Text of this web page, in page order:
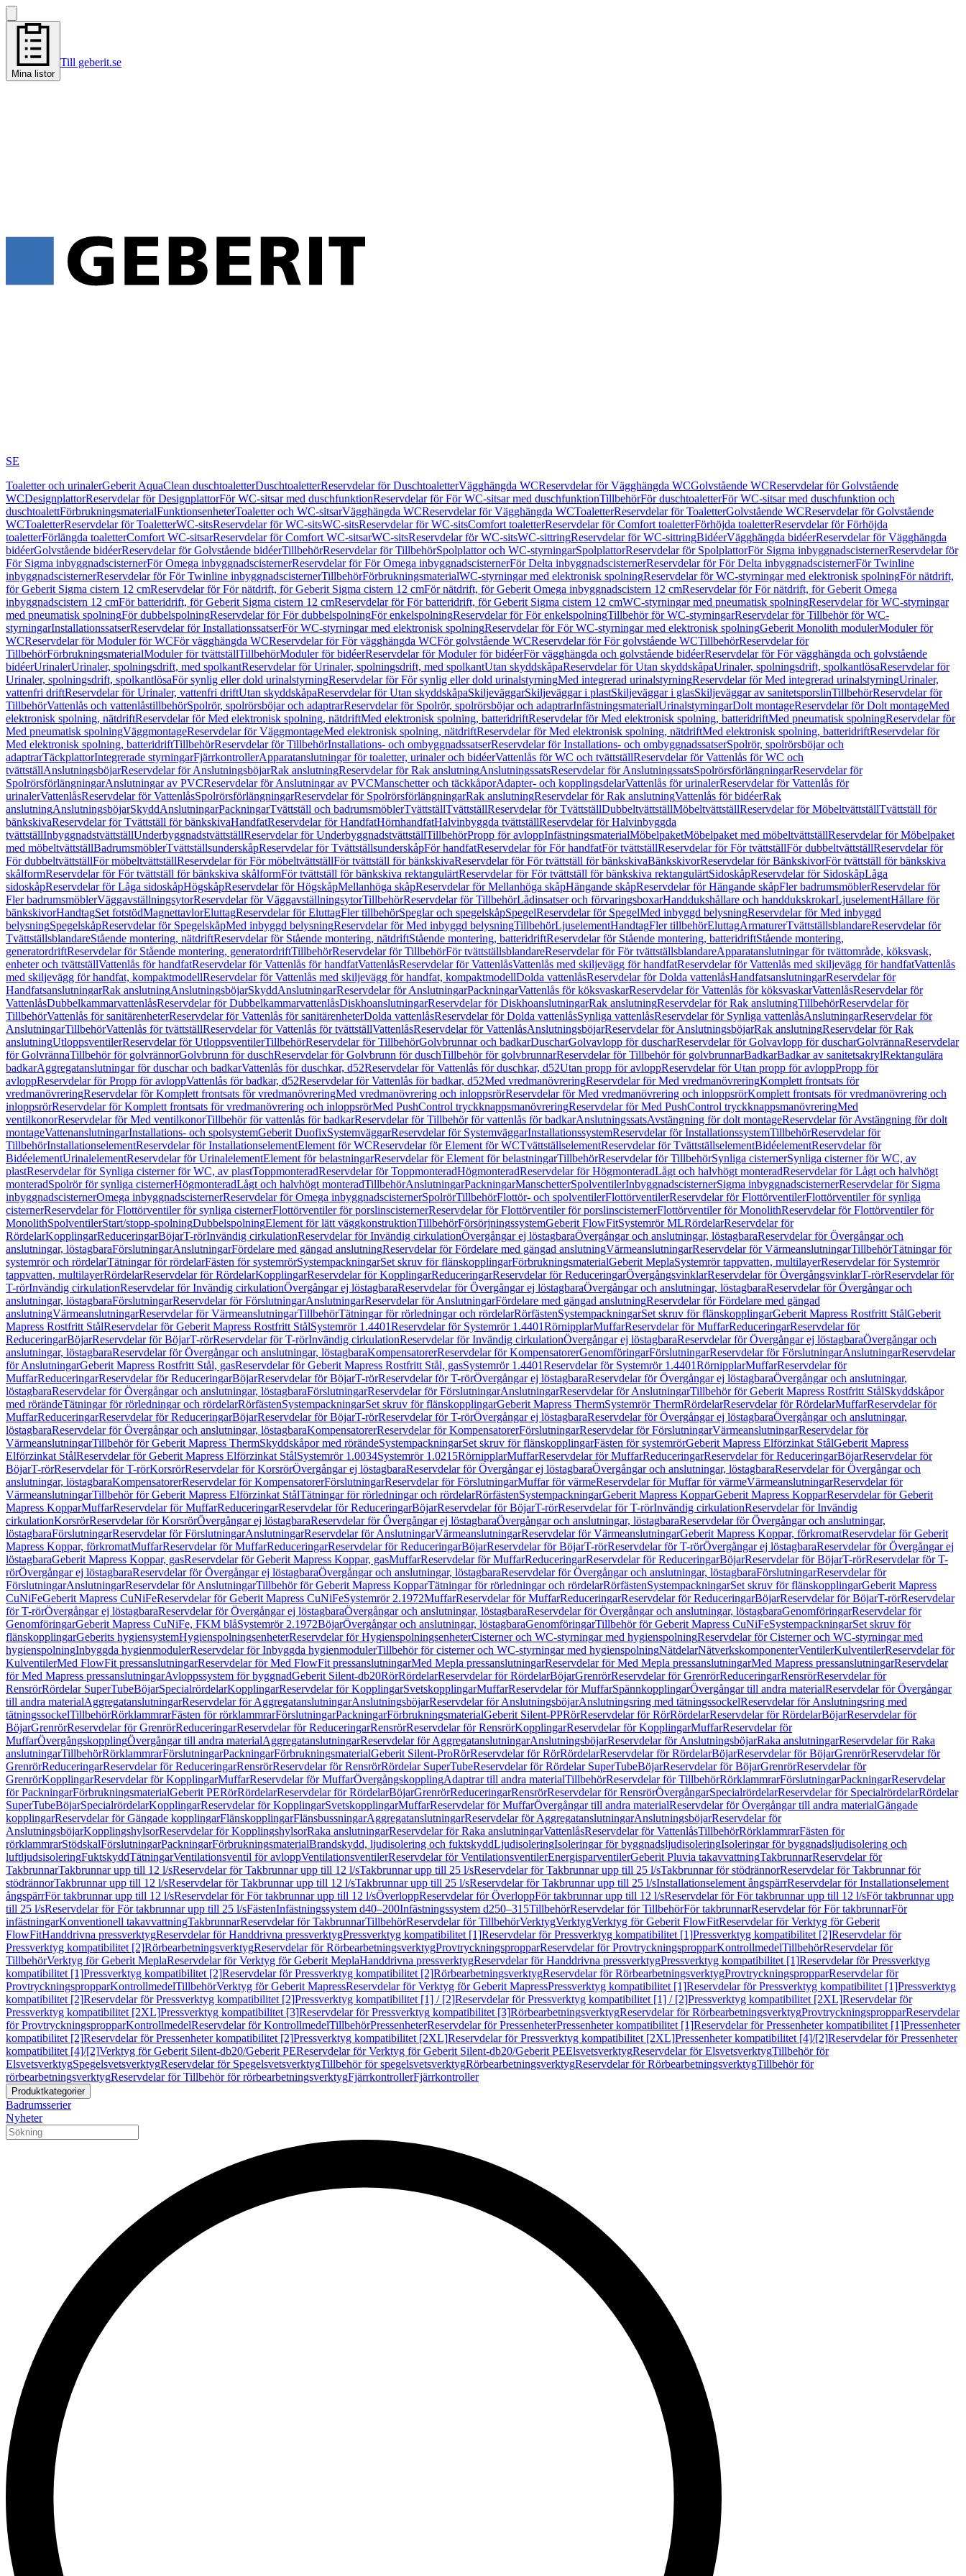
Mina listor
Till geberit.se
SE
Toaletter och urinalerGeberit AquaClean duschtoaletterDuschtoaletterReservdelar för DuschtoaletterVägghängda WCReservdelar för Vägghängda WCGolvstående WCReservdelar för Golvstående
WCDesignplattorReservdelar för DesignplattorFör WC-sitsar med duschfunktionReservdelar för För WC-sitsar med duschfunktionTillbehörFör duschtoaletterFör WC-sitsar med duschfunktion och
duschtoalettFörbrukningsmaterialFunktionsenheterToaletter och WC-sitsarVägghängda WCReservdelar för Vägghängda WCToaletterReservdelar för ToaletterGolvstående WCReservdelar för Golvstående
WCToaletterReservdelar för ToaletterWC-sitsReservdelar för WC-sitsWC-sitsReservdelar för WC-sitsComfort toaletterReservdelar för Comfort toaletterFörhöjda toaletterReservdelar för Förhöjda
toaletterFörlängda toaletterComfort WC-sitsarReservdelar för Comfort WC-sitsarWC-sitsReservdelar för WC-sitsWC-sittringReservdelar för WC-sittringBidéerVägghängda bidéerReservdelar för Vägghängda
bidéerGolvstående bidéerReservdelar för Golvstående bidéerTillbehörReservdelar för TillbehörSpolplattor och WC-styrningarSpolplattorReservdelar för SpolplattorFör Sigma inbyggnadscisternerReservdelar för
För Sigma inbyggnadscisternerFör Omega inbyggnadscisternerReservdelar för För Omega inbyggnadscisternerFör Delta inbyggnadscisternerReservdelar för För Delta inbyggnadscisternerFör Twinline
inbyggnadscisternerReservdelar för För Twinline inbyggnadscisternerTillbehörFörbrukningsmaterialWC-styrningar med elektronisk spolningReservdelar för WC-styrningar med elektronisk spolningFör nätdrift,
för Geberit Sigma cistern 12 cmReservdelar för För nätdrift, för Geberit Sigma cistern 12 cmFör nätdrift, för Geberit Omega inbyggnadscistern 12 cmReservdelar för För nätdrift, för Geberit Omega
inbyggnadscistern 12 cmFör batteridrift, för Geberit Sigma cistern 12 cmReservdelar för För batteridrift, för Geberit Sigma cistern 12 cmWC-styrningar med pneumatisk spolningReservdelar för WC-styrningar
med pneumatisk spolningFör dubbelspolningReservdelar för För dubbelspolningFör enkelspolningReservdelar för För enkelspolningTillbehör för WC-styrningarReservdelar för Tillbehör för WC-
styrningarInstallationssatserReservdelar för InstallationssatserFör WC-styrningar med elektronisk spolningReservdelar för För WC-styrningar med elektronisk spolningGeberit Monolith modulerModuler för
WCReservdelar för Moduler för WCFör vägghängda WCReservdelar för För vägghängda WCFör golvstående WCReservdelar för För golvstående WCTillbehörReservdelar för
TillbehörFörbrukningsmaterialModuler för tvättställTillbehörModuler för bidéerReservdelar för Moduler för bidéerFör vägghängda och golvstående bidéerReservdelar för För vägghängda och golvstående
bidéerUrinalerUrinaler, spolningsdrift, med spolkantReservdelar för Urinaler, spolningsdrift, med spolkantUtan skyddskåpaReservdelar för Utan skyddskåpaUrinaler, spolningsdrift, spolkantlösaReservdelar för
Urinaler, spolningsdrift, spolkantlösaFör synlig eller dold urinalstyrningReservdelar för För synlig eller dold urinalstyrningMed integrerad urinalstyrningReservdelar för Med integrerad urinalstyrningUrinaler,
vattenfri driftReservdelar för Urinaler, vattenfri driftUtan skyddskåpaReservdelar för Utan skyddskåpaSkiljeväggarSkiljeväggar i plastSkiljeväggar i glasSkiljeväggar av sanitetsporslinTillbehörReservdelar för
TillbehörVattenlås och vattenlåstillbehörSpolrör, spolrörsböjar och adaptrarReservdelar för Spolrör, spolrörsböjar och adaptrarInfästningsmaterialUrinalstyrningarDolt montageReservdelar för Dolt montageMed
elektronisk spolning, nätdriftReservdelar för Med elektronisk spolning, nätdriftMed elektronisk spolning, batteridriftReservdelar för Med elektronisk spolning, batteridriftMed pneumatisk spolningReservdelar för
Med pneumatisk spolningVäggmontageReservdelar för VäggmontageMed elektronisk spolning, nätdriftReservdelar för Med elektronisk spolning, nätdriftMed elektronisk spolning, batteridriftReservdelar för
Med elektronisk spolning, batteridriftTillbehörReservdelar för TillbehörInstallations- och ombyggnadssatserReservdelar för Installations- och ombyggnadssatserSpolrör, spolrörsböjar och
adaptrarTäckplattorIntegrerade styrningarFjärrkontrollerApparatanslutningar för toaletter, urinaler och bidéerVattenlås för WC och tvättställReservdelar för Vattenlås för WC och
tvättställAnslutningsböjarReservdelar för AnslutningsböjarRak anslutningReservdelar för Rak anslutningAnslutningssatsReservdelar för AnslutningssatsSpolrörsförlängningarReservdelar för
SpolrörsförlängningarAnslutningar av PVCReservdelar för Anslutningar av PVCManschetter och täckkåporAdapter- och kopplingsdelarVattenlås för urinalerReservdelar för Vattenlås för
urinalerVattenlåsReservdelar för VattenlåsSpolrörsförlängningarReservdelar för SpolrörsförlängningarRak anslutningReservdelar för Rak anslutningVattenlås för bidéerRak
anslutningAnslutningsböjarSkyddAnslutningarPackningarTvättställ och badrumsmöblerTvättställTvättställReservdelar för TvättställDubbeltvättställMöbeltvättställReservdelar för MöbeltvättställTvättställ för
bänkskivaReservdelar för Tvättställ för bänkskivaHandfatReservdelar för HandfatHörnhandfatHalvinbyggda tvättställReservdelar för Halvinbyggda
tvättställInbyggnadstvättställUnderbyggnadstvättställReservdelar för UnderbyggnadstvättställTillbehörPropp för avloppInfästningsmaterialMöbelpaketMöbelpaket med möbeltvättställReservdelar för Möbelpaket
med möbeltvättställBadrumsmöblerTvättställsunderskåpReservdelar för TvättställsunderskåpFör handfatReservdelar för För handfatFör tvättställReservdelar för För tvättställFör dubbeltvättställReservdelar för
För dubbeltvättställFör möbeltvättställReservdelar för För möbeltvättställFör tvättställ för bänkskivaReservdelar för För tvättställ för bänkskivaBänkskivorReservdelar för BänkskivorFör tvättställ för bänkskiva
skålformReservdelar för För tvättställ för bänkskiva skålformFör tvättställ för bänkskiva rektangulärtReservdelar för För tvättställ för bänkskiva rektangulärtSidoskåpReservdelar för SidoskåpLåga
sidoskåpReservdelar för Låga sidoskåpHögskåpReservdelar för HögskåpMellanhöga skåpReservdelar för Mellanhöga skåpHängande skåpReservdelar för Hängande skåpFler badrumsmöblerReservdelar för
Fler badrumsmöblerVäggavställningsytorReservdelar för VäggavställningsytorTillbehörReservdelar för TillbehörLådinsatser och förvaringsboxarHanddukshållare och handdukskrokarLjuselementHållare för
bänkskivorHandtagSet fotstödMagnettavlorEluttagReservdelar för EluttagFler tillbehörSpeglar och spegelskåpSpegelReservdelar för SpegelMed inbyggd belysningReservdelar för Med inbyggd
belysningSpegelskåpReservdelar för SpegelskåpMed inbyggd belysningReservdelar för Med inbyggd belysningTillbehörLjuselementHandtagFler tillbehörEluttagArmaturerTvättställsblandareReservdelar för
TvättställsblandareStående montering, nätdriftReservdelar för Stående montering, nätdriftStående montering, batteridriftReservdelar för Stående montering, batteridriftStående montering,
generatordriftReservdelar för Stående montering, generatordriftTillbehörReservdelar för TillbehörFör tvättställsblandareReservdelar för För tvättställsblandareApparatanslutningar för tvättområde, köksvask,
enheter och tvättställVattenlås för handfatReservdelar för Vattenlås för handfatVattenlåsReservdelar för VattenlåsVattenlås med skiljevägg för handfatReservdelar för Vattenlås med skiljevägg för handfatVattenlås
med skiljevägg för handfat, kompaktmodellReservdelar för Vattenlås med skiljevägg för handfat, kompaktmodellDolda vattenlåsReservdelar för Dolda vattenlåsHandfatsanslutningarReservdelar för
HandfatsanslutningarRak anslutningAnslutningsböjarSkyddAnslutningarReservdelar för AnslutningarPackningarVattenlås för köksvaskarReservdelar för Vattenlås för köksvaskarVattenlåsReservdelar för
VattenlåsDubbelkammarvattenlåsReservdelar för DubbelkammarvattenlåsDiskhoanslutningarReservdelar för DiskhoanslutningarRak anslutningReservdelar för Rak anslutningTillbehörReservdelar för
TillbehörVattenlås för sanitärenheterReservdelar för Vattenlås för sanitärenheterDolda vattenlåsReservdelar för Dolda vattenlåsSynliga vattenlåsReservdelar för Synliga vattenlåsAnslutningarReservdelar för
AnslutningarTillbehörVattenlås för tvättställReservdelar för Vattenlås för tvättställVattenlåsReservdelar för VattenlåsAnslutningsböjarReservdelar för AnslutningsböjarRak anslutningReservdelar för Rak
anslutningUtloppsventilerReservdelar för UtloppsventilerTillbehörReservdelar för TillbehörGolvbrunnar och badkarDuscharGolvavlopp för duscharReservdelar för Golvavlopp för duscharGolvrännaReservdelar
för GolvrännaTillbehör för golvrännorGolvbrunn för duschReservdelar för Golvbrunn för duschTillbehör för golvbrunnarReservdelar för Tillbehör för golvbrunnarBadkarBadkar av sanitetsakrylRektangulära
badkarAggregatanslutningar för duschar och badkarVattenlås för duschkar, d52Reservdelar för Vattenlås för duschkar, d52Utan propp för avloppReservdelar för Utan propp för avloppPropp för
avloppReservdelar för Propp för avloppVattenlås för badkar, d52Reservdelar för Vattenlås för badkar, d52Med vredmanövreringReservdelar för Med vredmanövreringKomplett frontsats för
vredmanövreringReservdelar för Komplett frontsats för vredmanövreringMed vredmanövrering och inloppsrörReservdelar för Med vredmanövrering och inloppsrörKomplett frontsats för vredmanövrering och
inloppsrörReservdelar för Komplett frontsats för vredmanövrering och inloppsrörMed PushControl tryckknappsmanövreringReservdelar för Med PushControl tryckknappsmanövreringMed
ventilkonorReservdelar för Med ventilkonorTillbehör för vattenlås för badkarReservdelar för Tillbehör för vattenlås för badkarAnslutningssatsAvstängning för dolt montageReservdelar för Avstängning för dolt
montageVattenanslutningarInstallations- och spolsystemGeberit DuofixSystemväggarReservdelar för SystemväggarInstallationssystemReservdelar för InstallationssystemTillbehörReservdelar för
TillbehörInstallationselementReservdelar för InstallationselementElement för WCReservdelar för Element för WCTvättställselementReservdelar för TvättställselementBidéelementReservdelar för
BidéelementUrinalelementReservdelar för UrinalelementElement för belastningarReservdelar för Element för belastningarTillbehörReservdelar för TillbehörSynliga cisternerSynliga cisterner för WC, av
plastReservdelar för Synliga cisterner för WC, av plastToppmonteradReservdelar för ToppmonteradHögmonteradReservdelar för HögmonteradLågt och halvhögt monteradReservdelar för Lågt och halvhögt
monteradSpolrör för synliga cisternerHögmonteradLågt och halvhögt monteradTillbehörAnslutningarPackningarManschetterSpolventilerInbyggnadscisternerSigma inbyggnadscisternerReservdelar för Sigma
inbyggnadscisternerOmega inbyggnadscisternerReservdelar för Omega inbyggnadscisternerSpolrörTillbehörFlottör- och spolventilerFlottörventilerReservdelar för FlottörventilerFlottörventiler för synliga
cisternerReservdelar för Flottörventiler för synliga cisternerFlottörventiler för porslinscisternerReservdelar för Flottörventiler för porslinscisternerFlottörventiler för MonolithReservdelar för Flottörventiler för
MonolithSpolventilerStart/stopp-spolningDubbelspolningElement för lätt väggkonstruktionTillbehörFörsörjningssystemGeberit FlowFitSystemrör MLRördelarReservdelar för
RördelarKopplingarReduceringarBöjarT-rörInvändig cirkulationReservdelar för Invändig cirkulationÖvergångar ej löstagbaraÖvergångar och anslutningar, löstagbaraReservdelar för Övergångar och
anslutningar, löstagbaraFörslutningarAnslutningarFördelare med gängad anslutningReservdelar för Fördelare med gängad anslutningVärmeanslutningarReservdelar för VärmeanslutningarTillbehörTätningar för
systemrör och rördelarTätningar för rördelarFästen för systemrörSystempackningarSet skruv för flänskopplingarFörbrukningsmaterialGeberit MeplaSystemrör tappvatten, multilayerReservdelar för Systemrör
tappvatten, multilayerRördelarReservdelar för RördelarKopplingarReservdelar för KopplingarReduceringarReservdelar för ReduceringarÖvergångsvinklarReservdelar för ÖvergångsvinklarT-rörReservdelar för
T-rörInvändig cirkulationReservdelar för Invändig cirkulationÖvergångar ej löstagbaraReservdelar för Övergångar ej löstagbaraÖvergångar och anslutningar, löstagbaraReservdelar för Övergångar och
anslutningar, löstagbaraFörslutningarReservdelar för FörslutningarAnslutningarReservdelar för AnslutningarFördelare med gängad anslutningReservdelar för Fördelare med gängad
anslutningVärmeanslutningarReservdelar för VärmeanslutningarTillbehörTätningar för rörledningar och rördelarRörfästenSystempackningarSet skruv för flänskopplingarGeberit Mapress Rostfritt StålGeberit
Mapress Rostfritt StålReservdelar för Geberit Mapress Rostfritt StålSystemrör 1.4401Reservdelar för Systemrör 1.4401RörnipplarMuffarReservdelar för MuffarReduceringarReservdelar för
ReduceringarBöjarReservdelar för BöjarT-rörReservdelar för T-rörInvändig cirkulationReservdelar för Invändig cirkulationÖvergångar ej löstagbaraReservdelar för Övergångar ej löstagbaraÖvergångar och
anslutningar, löstagbaraReservdelar för Övergångar och anslutningar, löstagbaraKompensatorerReservdelar för KompensatorerGenomföringarFörslutningarReservdelar för FörslutningarAnslutningarReservdelar
för AnslutningarGeberit Mapress Rostfritt Stål, gasReservdelar för Geberit Mapress Rostfritt Stål, gasSystemrör 1.4401Reservdelar för Systemrör 1.4401RörnipplarMuffarReservdelar för
MuffarReduceringarReservdelar för ReduceringarBöjarReservdelar för BöjarT-rörReservdelar för T-rörÖvergångar ej löstagbaraReservdelar för Övergångar ej löstagbaraÖvergångar och anslutningar,
löstagbaraReservdelar för Övergångar och anslutningar, löstagbaraFörslutningarReservdelar för FörslutningarAnslutningarReservdelar för AnslutningarTillbehör för Geberit Mapress Rostfritt StålSkyddskåpor
med rörändeTätningar för rörledningar och rördelarRörfästenSystempackningarSet skruv för flänskopplingarGeberit Mapress ThermSystemrör ThermRördelarReservdelar för RördelarMuffarReservdelar för
MuffarReduceringarReservdelar för ReduceringarBöjarReservdelar för BöjarT-rörReservdelar för T-rörÖvergångar ej löstagbaraReservdelar för Övergångar ej löstagbaraÖvergångar och anslutningar,
löstagbaraReservdelar för Övergångar och anslutningar, löstagbaraKompensatorerReservdelar för KompensatorerFörslutningarReservdelar för FörslutningarVärmeanslutningarReservdelar för
VärmeanslutningarTillbehör för Geberit Mapress ThermSkyddskåpor med rörändeSystempackningarSet skruv för flänskopplingarFästen för systemrörGeberit Mapress Elförzinkat StålGeberit Mapress
Elförzinkat StålReservdelar för Geberit Mapress Elförzinkat StålSystemrör 1.0034Systemrör 1.0215RörnipplarMuffarReservdelar för MuffarReduceringarReservdelar för ReduceringarBöjarReservdelar för
BöjarT-rörReservdelar för T-rörKorsrörReservdelar för KorsrörÖvergångar ej löstagbaraReservdelar för Övergångar ej löstagbaraÖvergångar och anslutningar, löstagbaraReservdelar för Övergångar och
anslutningar, löstagbaraKompensatorerReservdelar för KompensatorerFörslutningarReservdelar för FörslutningarMuffar för värmeReservdelar för Muffar för värmeVärmeanslutningarReservdelar för
VärmeanslutningarTillbehör för Geberit Mapress Elförzinkat StålTätningar för rörledningar och rördelarRörfästenSystempackningarGeberit Mapress KopparGeberit Mapress KopparReservdelar för Geberit
Mapress KopparMuffarReservdelar för MuffarReduceringarReservdelar för ReduceringarBöjarReservdelar för BöjarT-rörReservdelar för T-rörInvändig cirkulationReservdelar för Invändig
cirkulationKorsrörReservdelar för KorsrörÖvergångar ej löstagbaraReservdelar för Övergångar ej löstagbaraÖvergångar och anslutningar, löstagbaraReservdelar för Övergångar och anslutningar,
löstagbaraFörslutningarReservdelar för FörslutningarAnslutningarReservdelar för AnslutningarVärmeanslutningarReservdelar för VärmeanslutningarGeberit Mapress Koppar, förkromatReservdelar för Geberit
Mapress Koppar, förkromatMuffarReservdelar för MuffarReduceringarReservdelar för ReduceringarBöjarReservdelar för BöjarT-rörReservdelar för T-rörÖvergångar ej löstagbaraReservdelar för Övergångar ej
löstagbaraGeberit Mapress Koppar, gasReservdelar för Geberit Mapress Koppar, gasMuffarReservdelar för MuffarReduceringarReservdelar för ReduceringarBöjarReservdelar för BöjarT-rörReservdelar för T-
rörÖvergångar ej löstagbaraReservdelar för Övergångar ej löstagbaraÖvergångar och anslutningar, löstagbaraReservdelar för Övergångar och anslutningar, löstagbaraFörslutningarReservdelar för
FörslutningarAnslutningarReservdelar för AnslutningarTillbehör för Geberit Mapress KopparTätningar för rörledningar och rördelarRörfästenSystempackningarSet skruv för flänskopplingarGeberit Mapress
CuNiFeGeberit Mapress CuNiFeReservdelar för Geberit Mapress CuNiFeSystemrör 2.1972MuffarReservdelar för MuffarReduceringarReservdelar för ReduceringarBöjarReservdelar för BöjarT-rörReservdelar
för T-rörÖvergångar ej löstagbaraReservdelar för Övergångar ej löstagbaraÖvergångar och anslutningar, löstagbaraReservdelar för Övergångar och anslutningar, löstagbaraGenomföringarReservdelar för
GenomföringarGeberit Mapress CuNiFe, FKM blåSystemrör 2.1972BöjarÖvergångar och anslutningar, löstagbaraGenomföringarTillbehör för Geberit Mapress CuNiFeSystempackningarSet skruv för
flänskopplingarGeberits hygiensystemHygienspolningsenheterReservdelar för HygienspolningsenheterCisterner och WC-styrningar med hygienspolningReservdelar för Cisterner och WC-styrningar med
hygienspolningInbyggda hygienmodulerReservdelar för Inbyggda hygienmodulerTillbehör för cisterner och WC-styrningar med hygienspolningNätdelarNätverkskomponenterVentilerKulventilerReservdelar för
KulventilerMed FlowFit pressanslutningarReservdelar för Med FlowFit pressanslutningarMed Mepla pressanslutningarReservdelar för Med Mepla pressanslutningarMed Mapress pressanslutningarReservdelar
för Med Mapress pressanslutningarAvloppssystem för byggnadGeberit Silent-db20RörRördelarReservdelar för RördelarBöjarGrenrörReservdelar för GrenrörReduceringarRensrörReservdelar för
RensrörRördelar SuperTubeBöjarSpecialrördelarKopplingarReservdelar för KopplingarSvetskopplingarMuffarReservdelar för MuffarSpännkopplingarÖvergångar till andra materialReservdelar för Övergångar
till andra materialAggregatanslutningarReservdelar för AggregatanslutningarAnslutningsböjarReservdelar för AnslutningsböjarAnslutningsring med tätningssockelReservdelar för Anslutningsring med
tätningssockelTillbehörRörklammrarFästen för rörklammrarFörslutningarPackningarFörbrukningsmaterialGeberit Silent-PPRörReservdelar för RörRördelarReservdelar för RördelarBöjarReservdelar för
BöjarGrenrörReservdelar för GrenrörReduceringarReservdelar för ReduceringarRensrörReservdelar för RensrörKopplingarReservdelar för KopplingarMuffarReservdelar för
MuffarÖvergångskopplingÖvergångar till andra materialAggregatanslutningarReservdelar för AggregatanslutningarAnslutningsböjarReservdelar för AnslutningsböjarRaka anslutningarReservdelar för Raka
anslutningarTillbehörRörklammrarFörslutningarPackningarFörbrukningsmaterialGeberit Silent-ProRörReservdelar för RörRördelarReservdelar för RördelarBöjarReservdelar för BöjarGrenrörReservdelar för
GrenrörReduceringarReservdelar för ReduceringarRensrörReservdelar för RensrörRördelar SuperTubeReservdelar för Rördelar SuperTubeBöjarReservdelar för BöjarGrenrörReservdelar för
GrenrörKopplingarReservdelar för KopplingarMuffarReservdelar för MuffarÖvergångskopplingAdaptrar till andra materialTillbehörReservdelar för TillbehörRörklammrarFörslutningarPackningarReservdelar
för PackningarFörbrukningsmaterialGeberit PERörRördelarReservdelar för RördelarBöjarGrenrörReduceringarRensrörReservdelar för RensrörÖvergångarSpecialrördelarReservdelar för SpecialrördelarRördelar
SuperTubeBöjarSpecialrördelarKopplingarReservdelar för KopplingarSvetskopplingarMuffarReservdelar för MuffarÖvergångar till andra materialReservdelar för Övergångar till andra materialGängade
kopplingarReservdelar för Gängade kopplingarFlänskopplingarFlänsbussningarAggregatanslutningarReservdelar för AggregatanslutningarAnslutningsböjarReservdelar för
AnslutningsböjarKopplingshylsorReservdelar för KopplingshylsorRaka anslutningarReservdelar för Raka anslutningarVattenlåsReservdelar för VattenlåsTillbehörRörklammrarFästen för
rörklammrarStödskalFörslutningarPackningarFörbrukningsmaterialBrandskydd, ljudisolering och fuktskyddLjudisoleringIsoleringar för byggnadsljudisoleringIsoleringar för byggnadsljudisolering och
luftljudsisoleringFuktskyddTätningarVentilationsventil för avloppVentilationsventilerReservdelar för VentilationsventilerEnergisparventilerGeberit Pluvia takavvattningTakbrunnarReservdelar för
TakbrunnarTakbrunnar upp till 12 l/sReservdelar för Takbrunnar upp till 12 l/sTakbrunnar upp till 25 l/sReservdelar för Takbrunnar upp till 25 l/sTakbrunnar för stödrännorReservdelar för Takbrunnar för
stödrännorTakbrunnar upp till 12 l/sReservdelar för Takbrunnar upp till 12 l/sTakbrunnar upp till 25 l/sReservdelar för Takbrunnar upp till 25 l/sInstallationselement ångspärrReservdelar för Installationselement
ångspärrFör takbrunnar upp till 12 l/sReservdelar för För takbrunnar upp till 12 l/sÖverloppReservdelar för ÖverloppFör takbrunnar upp till 12 l/sReservdelar för För takbrunnar upp till 12 l/sFör takbrunnar upp
till 25 l/sReservdelar för För takbrunnar upp till 25 l/sFästenInfästningssystem d40–200Infästningssystem d250–315TillbehörReservdelar för TillbehörFör takbrunnarReservdelar för För takbrunnarFör
infästningarKonventionell takavvattningTakbrunnarReservdelar för TakbrunnarTillbehörReservdelar för TillbehörVerktygVerktygVerktyg för Geberit FlowFitReservdelar för Verktyg för Geberit
FlowFitHanddrivna pressverktygReservdelar för Handdrivna pressverktygPressverktyg kompatibilitet [1]Reservdelar för Pressverktyg kompatibilitet [1]Pressverktyg kompatibilitet [2]Reservdelar för
Pressverktyg kompatibilitet [2]RörbearbetningsverktygReservdelar för RörbearbetningsverktygProvtryckningspropparReservdelar för ProvtryckningspropparKontrollmedelTillbehörReservdelar för
TillbehörVerktyg för Geberit MeplaReservdelar för Verktyg för Geberit MeplaHanddrivna pressverktygReservdelar för Handdrivna pressverktygPressverktyg kompatibilitet [1]Reservdelar för Pressverktyg
kompatibilitet [1]Pressverktyg kompatibilitet [2]Reservdelar för Pressverktyg kompatibilitet [2]RörbearbetningsverktygReservdelar för RörbearbetningsverktygProvtryckningspropparReservdelar för
ProvtryckningspropparKontrollmedelTillbehörVerktyg för Geberit MapressReservdelar för Verktyg för Geberit MapressPressverktyg kompatibilitet [1]Reservdelar för Pressverktyg kompatibilitet [1]Pressverktyg
kompatibilitet [2]Reservdelar för Pressverktyg kompatibilitet [2]Pressverktyg kompatibilitet [1] / [2]Reservdelar för Pressverktyg kompatibilitet [1] / [2]Pressverktyg kompatibilitet [2XL]Reservdelar för
Pressverktyg kompatibilitet [2XL]Pressverktyg kompatibilitet [3]Reservdelar för Pressverktyg kompatibilitet [3]RörbearbetningsverktygReservdelar för RörbearbetningsverktygProvtryckningspropparReservdelar
för ProvtryckningspropparKontrollmedelReservdelar för KontrollmedelTillbehörPressenheterReservdelar för PressenheterPressenheter kompatibilitet [1]Reservdelar för Pressenheter kompatibilitet [1]Pressenheter
kompatibilitet [2]Reservdelar för Pressenheter kompatibilitet [2]Pressverktyg kompatibilitet [2XL]Reservdelar för Pressverktyg kompatibilitet [2XL]Pressenheter kompatibilitet [4]/[2]Reservdelar för Pressenheter
kompatibilitet [4]/[2]Verktyg för Geberit Silent-db20/Geberit PEReservdelar för Verktyg för Geberit Silent-db20/Geberit PEElsvetsverktygReservdelar för ElsvetsverktygTillbehör för
ElsvetsverktygSpegelsvetsverktygReservdelar för SpegelsvetsverktygTillbehör för spegelsvetsverktygRörbearbetningsverktygReservdelar för RörbearbetningsverktygTillbehör för
rörbearbetningsverktygReservdelar för Tillbehör för rörbearbetningsverktygFjärrkontrollerFjärrkontroller
Produktkategorier
Badrumsserier
Nyheter